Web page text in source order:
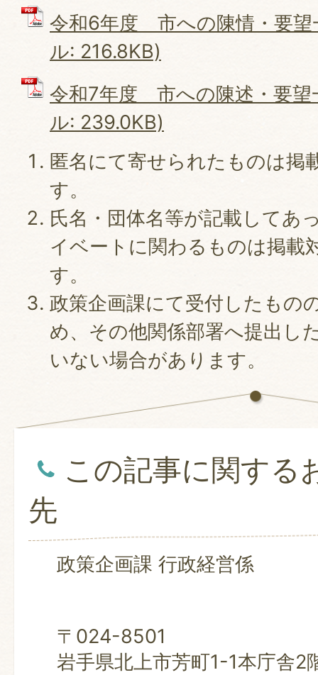
令和6年度 市への陳情・要望
ル: 216.8KB)
令和7年度 市への陳述・要望
ル: 239.0KB)
匿名にて寄せられたものは掲
す。
氏名・団体名等が記載してあ
イベートに関わるものは掲載
す。
政策企画課にて受付したもの
め、その他関係部署へ提出し
いない場合があります。
この記事に関する
先
政策企画課 行政経営係
〒024-8501
岩手県北上市芳町1-1本庁舎2